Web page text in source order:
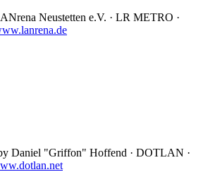
Neustetten e.V. · LR METRO ·
Daniel "Griffon" Hoffend · DOTLAN ·